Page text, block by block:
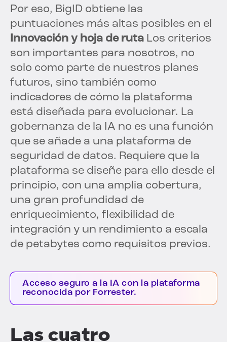
Por eso, BigID obtiene las
puntuaciones más altas posibles en el
Innovación y hoja de ruta Los criterios
son importantes para nosotros, no
solo como parte de nuestros planes
futuros, sino también como
indicadores de cómo la plataforma
está diseñada para evolucionar. La
gobernanza de la IA no es una función
que se añade a una plataforma de
seguridad de datos. Requiere que la
plataforma se diseñe para ello desde el
principio, con una amplia cobertura,
una gran profundidad de
enriquecimiento, flexibilidad de
integración y un rendimiento a escala
de petabytes como requisitos previos.
Acceso seguro a la IA con la plataforma
reconocida por Forrester.
Las cuatro